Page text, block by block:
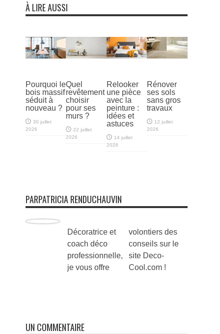
À LIRE AUSSI
Pourquoi le
bois massif
séduit à
nouveau ?
30 juillet
2026
Quel
revêtement
choisir
pour ses
murs ?
22 juillet
2026
Relooker
une pièce
avec la
peinture :
idées et
astuces
14 juillet
2026
Rénover
ses sols
sans gros
travaux
12 juillet
2026
PARPATRICIA RENDUCHAUVIN
Décoratrice et
coach déco
professionnelle,
je vous offre
volontiers des
conseils sur le
site Deco-
Cool.com !
UN COMMENTAIRE